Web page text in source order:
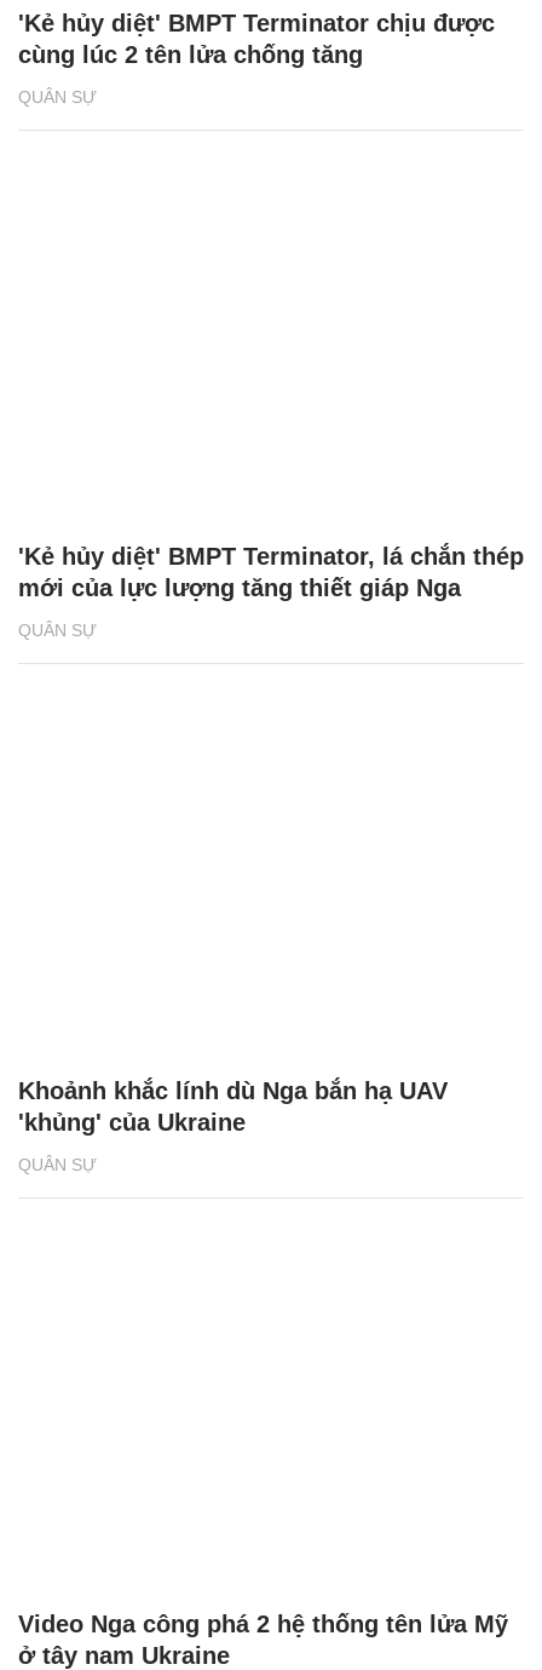
QUÂN SỰ
'Kẻ hủy diệt' BMPT Terminator chịu được
cùng lúc 2 tên lửa chống tăng
QUÂN SỰ
'Kẻ hủy diệt' BMPT Terminator, lá chắn thép
mới của lực lượng tăng thiết giáp Nga
QUÂN SỰ
Khoảnh khắc lính dù Nga bắn hạ UAV
'khủng' của Ukraine
Video Nga công phá 2 hệ thống tên lửa Mỹ
ở tây nam Ukraine